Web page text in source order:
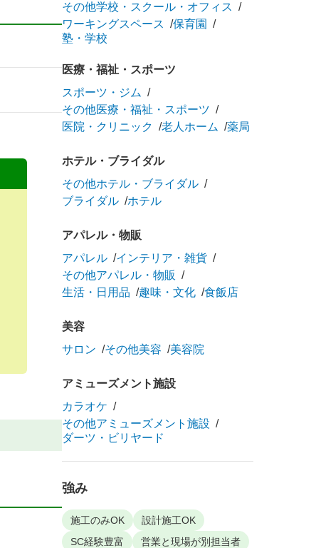
その他学校・スクール・オフィス
ワーキングスペース
保育園
塾・学校
医療・福祉・スポーツ
スポーツ・ジム
その他医療・福祉・スポーツ
医院・クリニック
老人ホーム 薬局
ホテル・ブライダル
その他ホテル・ブライダル
ブライダル
ホテル
アパレル・物販
アパレル
インテリア・雑貨
その他アパレル・物販
生活・日用品
趣味・文化 食飯店
美容
サロン
その他美容 美容院
アミューズメント施設
カラオケ
その他アミューズメント施設
ダーツ・ビリヤード
強み
施工のみOK
設計施工OK
SC経験豊富
営業と現場が別担当者